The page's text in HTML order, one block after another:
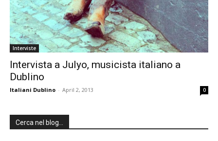
Interviste
Intervista a Julyo, musicista italiano a
Dublino
Italiani Dublino - April 2, 2013 0
Cerca nel blog…